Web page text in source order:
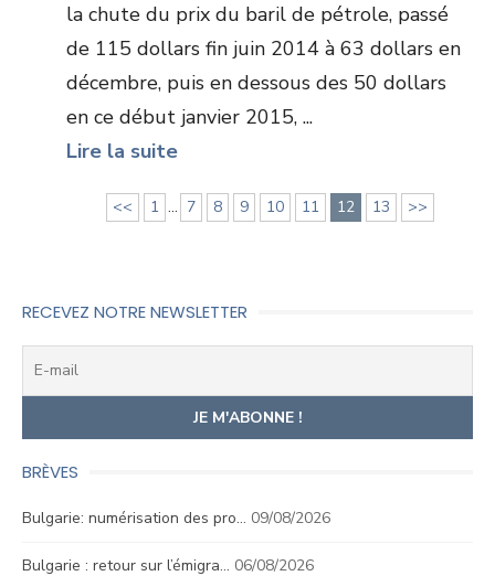
la chute du prix du baril de pétrole, passé
de 115 dollars fin juin 2014 à 63 dollars en
décembre, puis en dessous des 50 dollars
en ce début janvier 2015, ...
Lire la suite
<< 1 ... 7 8 9 10 11 12 13 >>
RECEVEZ NOTRE NEWSLETTER
BRÈVES
Bulgarie: numérisation des pro… 09/08/2026
Bulgarie : retour sur l’émigra… 06/08/2026